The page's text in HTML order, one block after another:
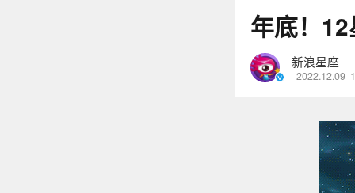
年底！12
新浪星座
2022.12.09